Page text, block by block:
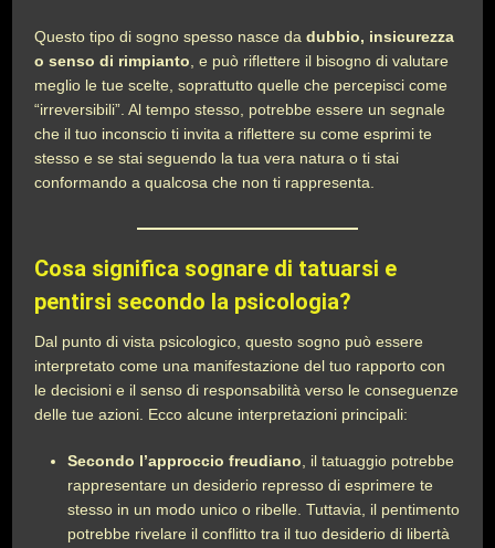
Questo tipo di sogno spesso nasce dadubbio, insicurezza
o senso di rimpianto , e può riflettere il bisogno di valutare
meglio le tue scelte, soprattutto quelle che percepisci come
“irreversibili”. Al tempo stesso, potrebbe essere un segnale
che il tuo inconscio ti invita a riflettere su come esprimi te
stesso e se stai seguendo la tua vera natura o ti stai
conformando a qualcosa che non ti rappresenta.
Cosa significa sognare di tatuarsi e
pentirsi secondo la psicologia?
Dal punto di vista psicologico, questo sogno può essere
interpretato come una manifestazione del tuo rapporto con
le decisioni e il senso di responsabilità verso le conseguenze
delle tue azioni. Ecco alcune interpretazioni principali:
Secondo l’approccio freudiano , il tatuaggio potrebbe
rappresentare un desiderio represso di esprimere te
stesso in un modo unico o ribelle. Tuttavia, il pentimento
potrebbe rivelare il conflitto tra il tuo desiderio di libertà